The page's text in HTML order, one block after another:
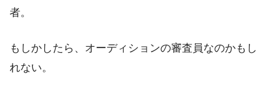
者。
もしかしたら、オーディションの審査員なのかもし
れない。